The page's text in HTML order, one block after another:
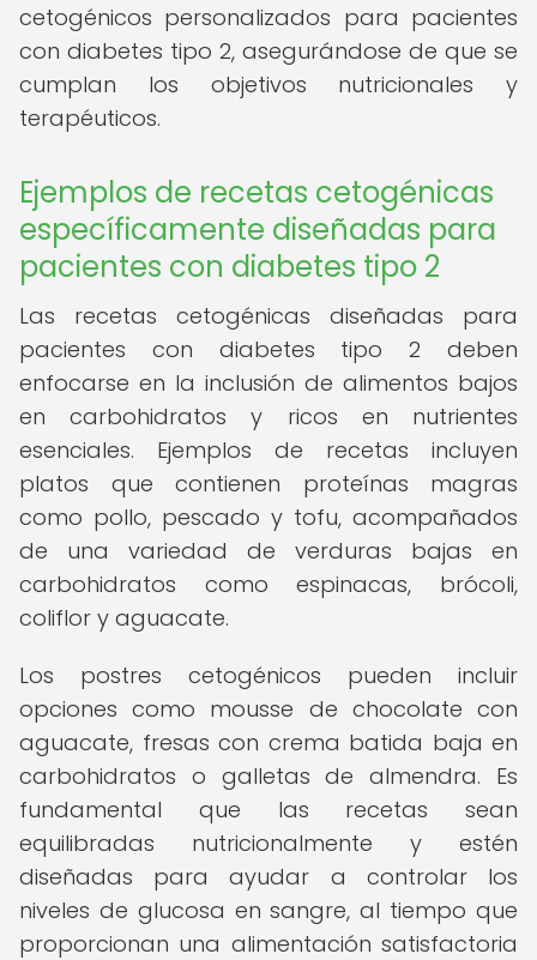
cetogénicos personalizados para pacientes
con diabetes tipo 2, asegurándose de que se
cumplan los objetivos nutricionales y
terapéuticos.
Ejemplos de recetas cetogénicas
específicamente diseñadas para
pacientes con diabetes tipo 2
Las recetas cetogénicas diseñadas para
pacientes con diabetes tipo 2 deben
enfocarse en la inclusión de alimentos bajos
en carbohidratos y ricos en nutrientes
esenciales. Ejemplos de recetas incluyen
platos que contienen proteínas magras
como pollo, pescado y tofu, acompañados
de una variedad de verduras bajas en
carbohidratos como espinacas, brócoli,
coliflor y aguacate.
Los postres cetogénicos pueden incluir
opciones como mousse de chocolate con
aguacate, fresas con crema batida baja en
carbohidratos o galletas de almendra. Es
fundamental que las recetas sean
equilibradas nutricionalmente y estén
diseñadas para ayudar a controlar los
niveles de glucosa en sangre, al tiempo que
proporcionan una alimentación satisfactoria